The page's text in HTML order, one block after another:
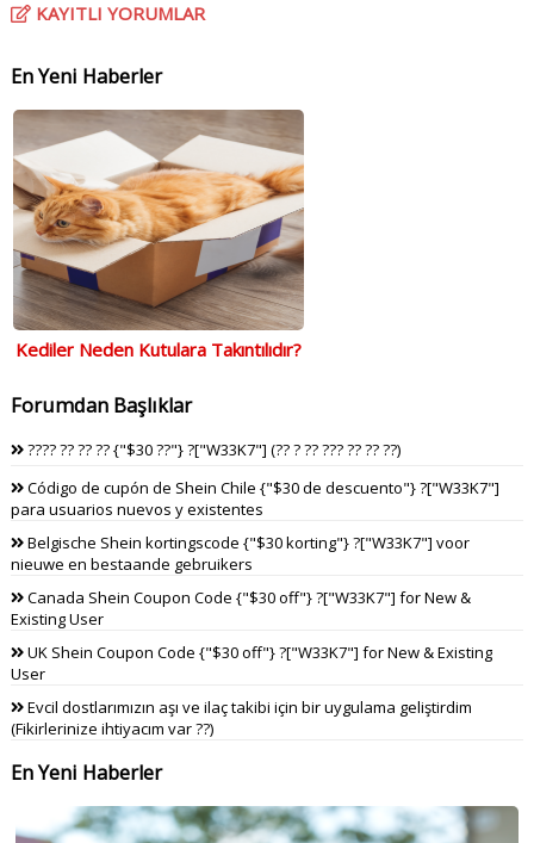
KAYITLI YORUMLAR
En Yeni Haberler
Kediler Neden Kutulara Takıntılıdır?
Forumdan Başlıklar
???? ?? ?? ?? {"$30 ??"} ?["W33K7"] (?? ? ?? ??? ?? ?? ??)
Código de cupón de Shein Chile {"$30 de descuento"} ?["W33K7"]
para usuarios nuevos y existentes
Belgische Shein kortingscode {"$30 korting"} ?["W33K7"] voor
nieuwe en bestaande gebruikers
Canada Shein Coupon Code {"$30 off"} ?["W33K7"] for New &
Existing User
UK Shein Coupon Code {"$30 off"} ?["W33K7"] for New & Existing
User
Evcil dostlarımızın aşı ve ilaç takibi için bir uygulama geliştirdim
(Fikirlerinize ihtiyacım var ??)
En Yeni Haberler